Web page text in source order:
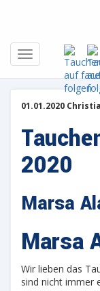
01.01.2020
2020
Marsa
Marsa
Wir lieben das
sind nicht immer